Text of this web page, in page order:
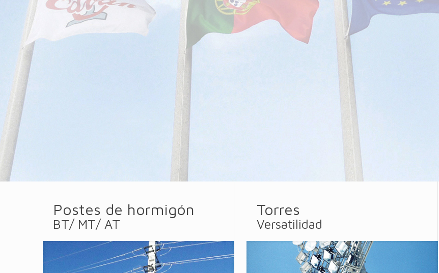
Postes de hormigón
BT/ MT/ AT
Torres
Versatilidad